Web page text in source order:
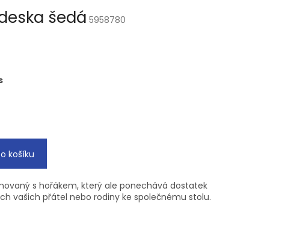
šedá 5958780
košíku
s hořákem, který ale ponechává dostatek
vašich přátel nebo rodiny ke společnému stolu.